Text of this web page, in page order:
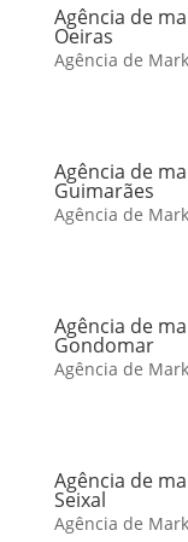
Agência de
Oeiras
Agência de
Agência de
Guimarães
Agência de
Agência de
Gondomar
Agência de
Agência de
Seixal
Agência de